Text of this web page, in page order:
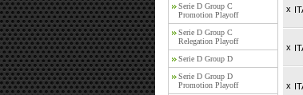
Serie D Group C
Promotion Playoff
Serie D Group C
Relegation Playoff
Serie D Group D
Serie D Group D
Promotion Playoff
x
x
x